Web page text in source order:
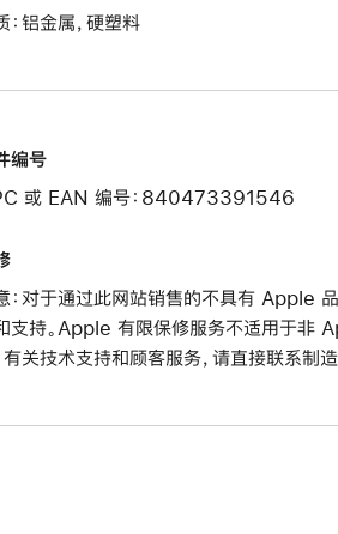
：铝金属，硬塑料
编号
或 EAN 编号：840473391546
：对于通过此网站销售的不具有 Apple
支持。Apple 有限保修服务不适用于非
有关技术支持和顾客服务，请直接联系制造